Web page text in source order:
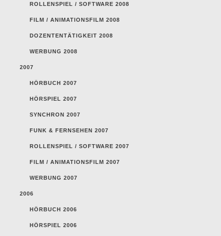
ROLLENSPIEL / SOFTWARE 2008
FILM / ANIMATIONSFILM 2008
DOZENTENTÄTIGKEIT 2008
WERBUNG 2008
2007
HÖRBUCH 2007
HÖRSPIEL 2007
SYNCHRON 2007
FUNK & FERNSEHEN 2007
ROLLENSPIEL / SOFTWARE 2007
FILM / ANIMATIONSFILM 2007
WERBUNG 2007
2006
HÖRBUCH 2006
HÖRSPIEL 2006